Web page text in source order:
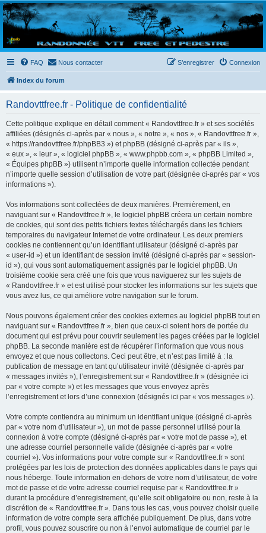
Randovttfree.fr
Bienvenue sur le site des randos vtt et pédestre de Bretagne . Bonne navigation sur le site
et bonnes randos dans l'Ouest !
FAQ Nous contacter Connexion
S’enregistrer
Index du forum
Randovttfree.fr - Politique de confidentialité
Cette politique explique en détail comment « Randovttfree.fr » et ses sociétés
affiliées (désignés ci-après par « nous », « notre », « nos », « Randovttfree.fr »,
« https://randovttfree.fr/phpBB3 ») et phpBB (désigné ci-après par « ils »,
« eux », « leur », « logiciel phpBB », « www.phpbb.com », « phpBB Limited »,
« Équipes phpBB ») utilisent n’importe quelle information collectée pendant
n’importe quelle session d’utilisation de votre part (désignée ci-après par « vos
informations »).
Vos informations sont collectées de deux manières. Premièrement, en
naviguant sur « Randovttfree.fr », le logiciel phpBB créera un certain nombre
de cookies, qui sont des petits fichiers textes téléchargés dans les fichiers
temporaires du navigateur Internet de votre ordinateur. Les deux premiers
cookies ne contiennent qu’un identifiant utilisateur (désigné ci-après par
« user-id ») et un identifiant de session invité (désigné ci-après par « session-
id »), qui vous sont automatiquement assignés par le logiciel phpBB. Un
troisième cookie sera créé une fois que vous naviguerez sur les sujets de
« Randovttfree.fr » et est utilisé pour stocker les informations sur les sujets que
vous avez lus, ce qui améliore votre navigation sur le forum.
Nous pouvons également créer des cookies externes au logiciel phpBB tout en
naviguant sur « Randovttfree.fr », bien que ceux-ci soient hors de portée du
document qui est prévu pour couvrir seulement les pages créées par le logiciel
phpBB. La seconde manière est de récupérer l’information que vous nous
envoyez et que nous collectons. Ceci peut être, et n’est pas limité à : la
publication de message en tant qu’utilisateur invité (désignée ci-après par
« messages invités »), l’enregistrement sur « Randovttfree.fr » (désignée ici
par « votre compte ») et les messages que vous envoyez après
l’enregistrement et lors d’une connexion (désignés ici par « vos messages »).
Votre compte contiendra au minimum un identifiant unique (désigné ci-après
par « votre nom d’utilisateur »), un mot de passe personnel utilisé pour la
connexion à votre compte (désigné ci-après par « votre mot de passe »), et
une adresse courriel personnelle valide (désignée ci-après par « votre
courriel »). Vos informations pour votre compte sur « Randovttfree.fr » sont
protégées par les lois de protection des données applicables dans le pays qui
nous héberge. Toute information en-dehors de votre nom d’utilisateur, de votre
mot de passe et de votre adresse courriel requise par « Randovttfree.fr »
durant la procédure d’enregistrement, qu’elle soit obligatoire ou non, reste à la
discrétion de « Randovttfree.fr ». Dans tous les cas, vous pouvez choisir quelle
information de votre compte sera affichée publiquement. De plus, dans votre
profil, vous pouvez souscrire ou non à l’envoi automatique de courriel par le